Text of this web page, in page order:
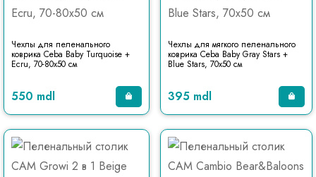
Чехлы для пеленального
коврика Ceba Baby Turquoise +
Ecru, 70-80x50 см
550 mdl
Чехлы для мягкого пеленального
коврика Ceba Baby Gray Stars +
Blue Stars, 70x50 см
395 mdl